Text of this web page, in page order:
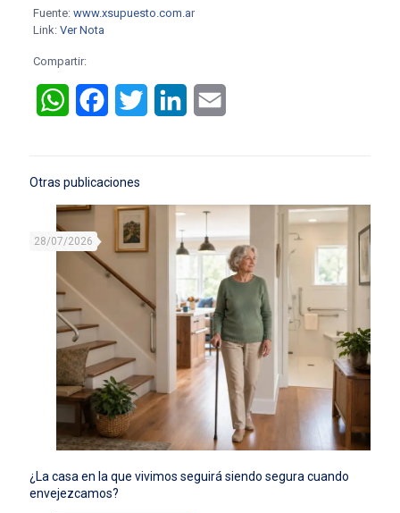
Fuente: www.xsupuesto.com.ar
Link: Ver Nota
Compartir:
WhatsAppFacebookTwitter LinkedIn
Otras publicaciones
28/07/2026
¿La casa en la que vivimos seguirá siendo segura cuando
envejezcamos?